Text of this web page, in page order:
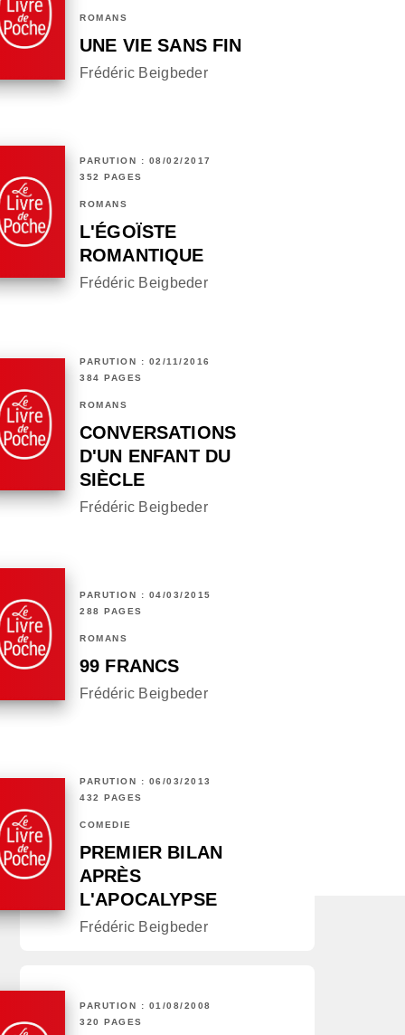
ROMANS
UNE VIE SANS FIN
Frédéric Beigbeder
PARUTION : 08/02/2017
352 PAGES
ROMANS
L'ÉGOÏSTE
ROMANTIQUE
Frédéric Beigbeder
PARUTION : 02/11/2016
384 PAGES
ROMANS
CONVERSATIONS
D'UN ENFANT DU
SIÈCLE
Frédéric Beigbeder
PARUTION : 04/03/2015
288 PAGES
ROMANS
99 FRANCS
Frédéric Beigbeder
PARUTION : 06/03/2013
432 PAGES
COMÉDIE
PREMIER BILAN
APRÈS
L'APOCALYPSE
Frédéric Beigbeder
PARUTION : 01/08/2008
320 PAGES